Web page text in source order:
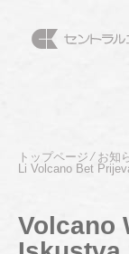
トップページ⁄ お知
Li Volcano Bet
Volcano